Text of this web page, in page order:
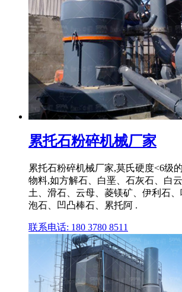
累托石粉碎机械厂家
累托石粉碎机械厂家,莫氏硬度<6级
物料,如方解石、白垩、石灰石、白
土、滑石、云母、菱镁矿、伊利石
泡石、凹凸棒石、累托阿 .
联系电话: 180 3780 8511